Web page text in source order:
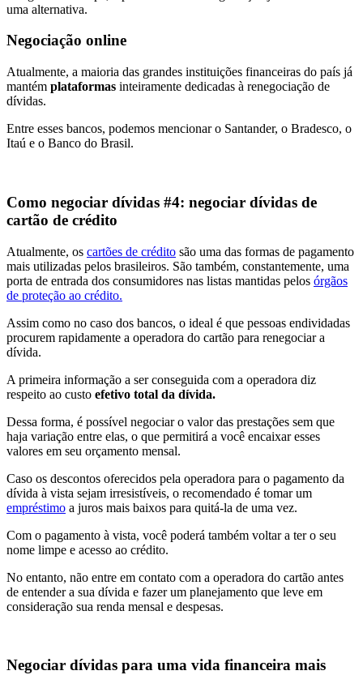
uma alternativa.
Negociação online
Atualmente, a maioria das grandes instituições financeiras do país já
mantém plataformas inteiramente dedicadas à renegociação de
dívidas.
Entre esses bancos, podemos mencionar o Santander, o Bradesco, o
Itaú e o Banco do Brasil.
Como negociar dívidas #4: negociar dívidas de
cartão de crédito
Atualmente, os cartões de crédito são uma das formas de pagamento
mais utilizadas pelos brasileiros. São também, constantemente, uma
porta de entrada dos consumidores nas listas mantidas pelos órgãos
de proteção ao crédito.
Assim como no caso dos bancos, o ideal é que pessoas endividadas
procurem rapidamente a operadora do cartão para renegociar a
dívida.
A primeira informação a ser conseguida com a operadora diz
respeito ao custo efetivo total da dívida.
Dessa forma, é possível negociar o valor das prestações sem que
haja variação entre elas, o que permitirá a você encaixar esses
valores em seu orçamento mensal.
Caso os descontos oferecidos pela operadora para o pagamento da
dívida à vista sejam irresistíveis, o recomendado é tomar um
empréstimo a juros mais baixos para quitá-la de uma vez.
Com o pagamento à vista, você poderá também voltar a ter o seu
nome limpe e acesso ao crédito.
No entanto, não entre em contato com a operadora do cartão antes
de entender a sua dívida e fazer um planejamento que leve em
consideração sua renda mensal e despesas.
Negociar dívidas para uma vida financeira mais